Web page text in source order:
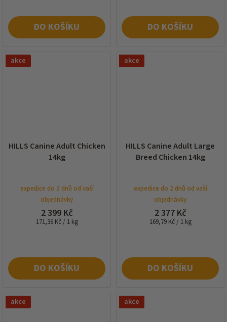
DO KOŠÍKU DO KOŠÍKU
akce
HILLS Canine Adult Chicken
14kg
expedice do 2 dnů od vaší
objednávky
2 399 Kč
Měrná
171,36 Kč / 1 kg
DO KOŠÍKU
akce
HILLS Canine Adult Large
Breed Chicken 14kg
expedice do 2 dnů od vaší
objednávky
2 377 Kč
Měrná
169,79 Kč / 1 kg
DO KOŠÍKU
akce akce